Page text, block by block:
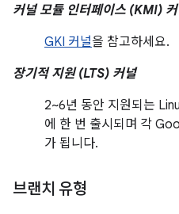
커널 모듈 인터페이스 (KMI)
GKI 커널을 참고하세요.
장기적 지원 (LTS) 커널
2~6년 동안 지원되는
에 한 번 출시되며 각
가 됩니다.
브랜치 유형